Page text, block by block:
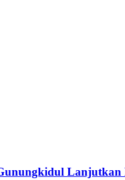
Lanjutkan